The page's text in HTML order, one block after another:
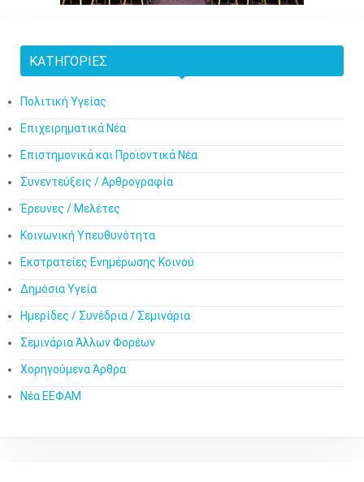
ΚΑΤΗΓΟΡΊΕΣ
Πολιτική Υγείας
Επιχειρηματικά Νέα
Επιστημονικά και Προϊοντικά Νέα
Συνεντεύξεις / Αρθρογραφία
Έρευνες / Μελέτες
Κοινωνική Υπευθυνότητα
Εκστρατείες Ενημέρωσης Κοινού
Δημόσια Υγεία
Ημερίδες / Συνέδρια / Σεμινάρια
Σεμινάρια Άλλων Φορέων
Χορηγούμενα Άρθρα
Νέα ΕΕΦΑΜ